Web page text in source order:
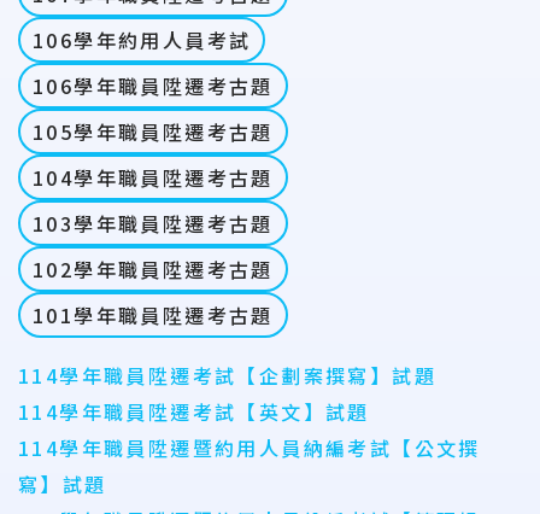
106學年約用人員考試
106學年職員陞遷考古題
105學年職員陞遷考古題
104學年職員陞遷考古題
103學年職員陞遷考古題
102學年職員陞遷考古題
101學年職員陞遷考古題
114學年職員陞遷考試【企劃案撰寫】試題
114學年職員陞遷考試【英文】試題
114學年職員陞遷暨約用人員納編考試【公文撰
寫】試題